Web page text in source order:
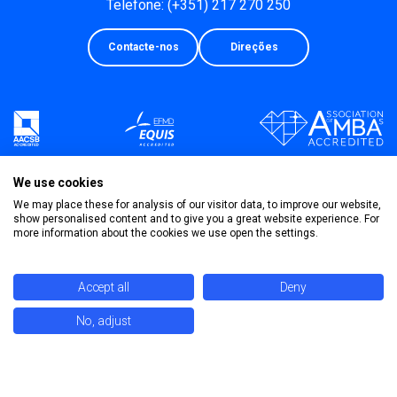
Telefone: (+351) 217 270 250
Contacte-nos Direções
Política de Privacidade
We use cookies
We may place these for analysis of our visitor data, to improve our website,
show personalised content and to give you a great website experience. For
more information about the cookies we use open the settings.
Accept all Deny
No, adjust